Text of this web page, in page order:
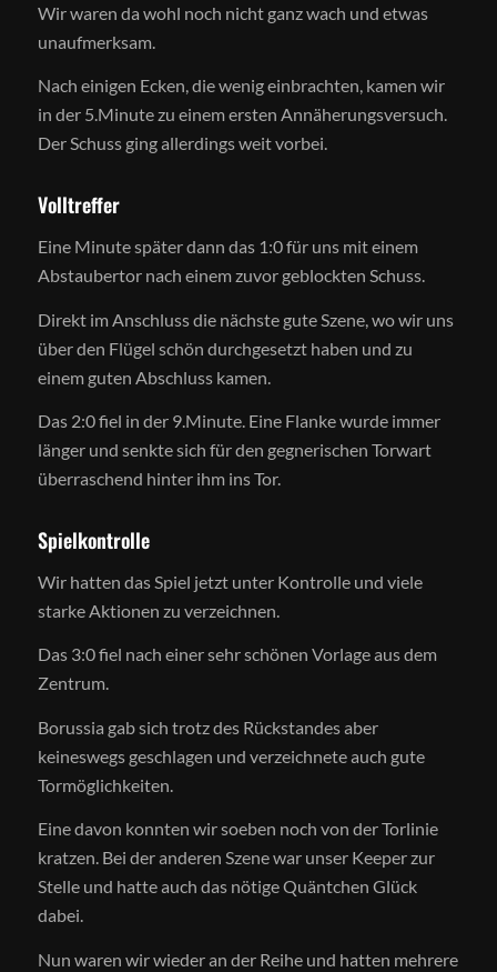
Wir waren da wohl noch nicht ganz wach und etwas
unaufmerksam.
Nach einigen Ecken, die wenig einbrachten, kamen wir
in der 5.Minute zu einem ersten Annäherungsversuch.
Der Schuss ging allerdings weit vorbei.
Volltreffer
Eine Minute später dann das 1:0 für uns mit einem
Abstaubertor nach einem zuvor geblockten Schuss.
Direkt im Anschluss die nächste gute Szene, wo wir uns
über den Flügel schön durchgesetzt haben und zu
einem guten Abschluss kamen.
Das 2:0 fiel in der 9.Minute. Eine Flanke wurde immer
länger und senkte sich für den gegnerischen Torwart
überraschend hinter ihm ins Tor.
Spielkontrolle
Wir hatten das Spiel jetzt unter Kontrolle und viele
starke Aktionen zu verzeichnen.
Das 3:0 fiel nach einer sehr schönen Vorlage aus dem
Zentrum.
Borussia gab sich trotz des Rückstandes aber
keineswegs geschlagen und verzeichnete auch gute
Tormöglichkeiten.
Eine davon konnten wir soeben noch von der Torlinie
kratzen. Bei der anderen Szene war unser Keeper zur
Stelle und hatte auch das nötige Quäntchen Glück
dabei.
Nun waren wir wieder an der Reihe und hatten mehrere